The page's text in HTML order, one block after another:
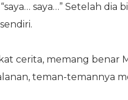
saya…” Setelah
cerita, memang benar
teman-temannya